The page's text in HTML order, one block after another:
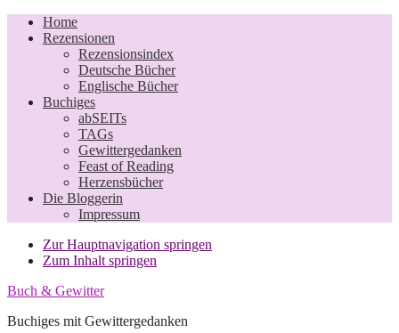
Home
Rezensionen
Rezensionsindex
Deutsche Bücher
Englische Bücher
Buchiges
abSEITs
TAGs
Gewittergedanken
Feast of Reading
Herzensbücher
Die Bloggerin
Impressum
Zur Hauptnavigation springen
Zum Inhalt springen
Buch & Gewitter
Buchiges mit Gewittergedanken